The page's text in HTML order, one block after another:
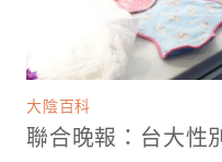
大陰百科
聯合晚報：台大性